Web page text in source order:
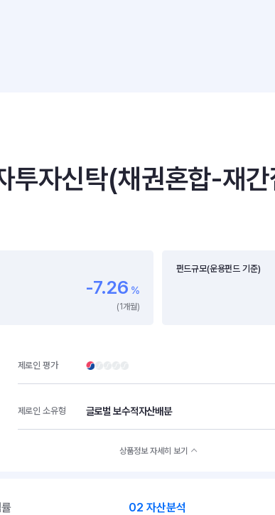
투자신탁(채권혼합-재
-7.26 %
(1개월)
펀드규모(운용펀드 기준)
제로인 평가
제로인 소유형 글로벌 보수적자산배분
상품정보 자세히 보기
02 자산분석